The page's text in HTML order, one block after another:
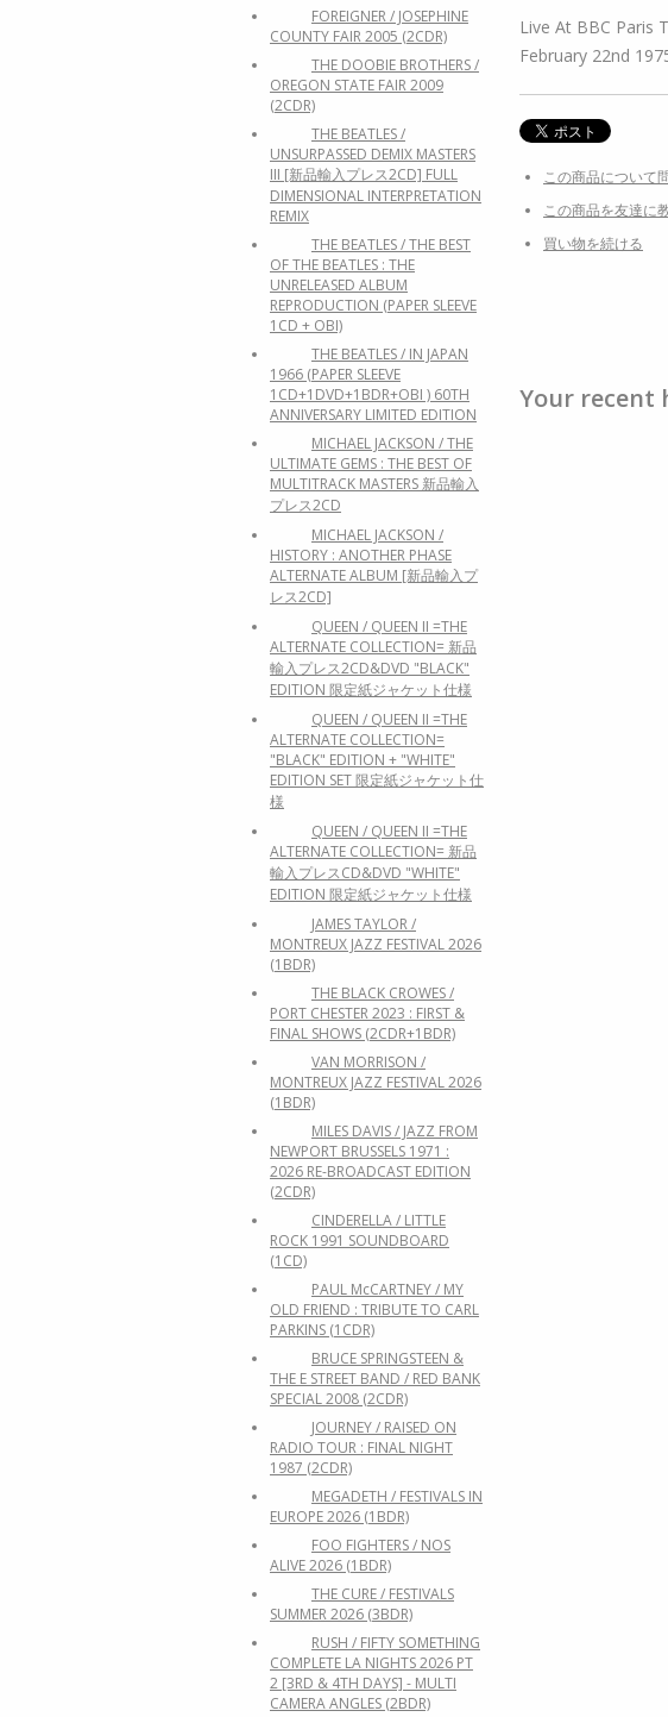
Live At BBC Paris
February 22nd
この商品について
この商品を友達に
買い物を続ける
Your recent
FOREIGNER / JOSEPHINE
COUNTY FAIR 2005 (2CDR)
THE DOOBIE BROTHERS /
OREGON STATE FAIR 2009
(2CDR)
THE BEATLES /
UNSURPASSED DEMIX MASTERS
III [新品輸入プレス2CD] FULL
DIMENSIONAL INTERPRETATION
REMIX
THE BEATLES / THE BEST
OF THE BEATLES : THE
UNRELEASED ALBUM
REPRODUCTION (PAPER SLEEVE
1CD + OBI)
THE BEATLES / IN JAPAN
1966 (PAPER SLEEVE
1CD+1DVD+1BDR+OBI ) 60TH
ANNIVERSARY LIMITED EDITION
MICHAEL JACKSON / THE
ULTIMATE GEMS : THE BEST OF
MULTITRACK MASTERS 新品輸入
プレス2CD
MICHAEL JACKSON /
HISTORY : ANOTHER PHASE
ALTERNATE ALBUM [新品輸入プ
レス2CD]
QUEEN / QUEEN II =THE
ALTERNATE COLLECTION= 新品
輸入プレス2CD&DVD "BLACK"
EDITION 限定紙ジャケット仕様
QUEEN / QUEEN II =THE
ALTERNATE COLLECTION=
"BLACK" EDITION + "WHITE"
EDITION SET 限定紙ジャケット仕
様
QUEEN / QUEEN II =THE
ALTERNATE COLLECTION= 新品
輸入プレスCD&DVD "WHITE"
EDITION 限定紙ジャケット仕様
JAMES TAYLOR /
MONTREUX JAZZ FESTIVAL 2026
(1BDR)
THE BLACK CROWES /
PORT CHESTER 2023 : FIRST &
FINAL SHOWS (2CDR+1BDR)
VAN MORRISON /
MONTREUX JAZZ FESTIVAL 2026
(1BDR)
MILES DAVIS / JAZZ FROM
NEWPORT BRUSSELS 1971 :
2026 RE-BROADCAST EDITION
(2CDR)
CINDERELLA / LITTLE
ROCK 1991 SOUNDBOARD
(1CD)
PAUL McCARTNEY / MY
OLD FRIEND : TRIBUTE TO CARL
PARKINS (1CDR)
BRUCE SPRINGSTEEN &
THE E STREET BAND / RED BANK
SPECIAL 2008 (2CDR)
JOURNEY / RAISED ON
RADIO TOUR : FINAL NIGHT
1987 (2CDR)
MEGADETH / FESTIVALS IN
EUROPE 2026 (1BDR)
FOO FIGHTERS / NOS
ALIVE 2026 (1BDR)
THE CURE / FESTIVALS
SUMMER 2026 (3BDR)
RUSH / FIFTY SOMETHING
COMPLETE LA NIGHTS 2026 PT
2 [3RD & 4TH DAYS] - MULTI
CAMERA ANGLES (2BDR)